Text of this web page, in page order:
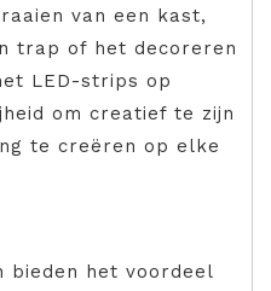
van een kast,
trap of het decoreren
LED-strips op
om creatief te zijn
te creëren op elke
bieden het voordeel